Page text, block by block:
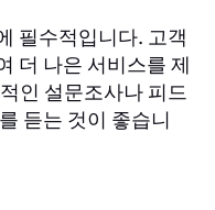
필수적입니다. 고객
더 나은 서비스를 제
인 설문조사나 피드
듣는 것이 좋습니